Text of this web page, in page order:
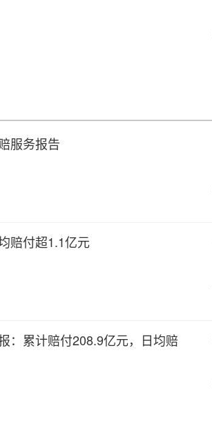
服务报告
赔付超1.1亿元
：累计赔付208.9亿元，日均赔